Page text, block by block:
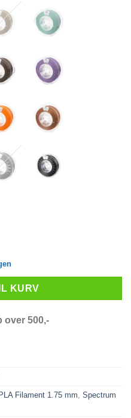
KURV
over 500,-
PLA Filament 1.75 mm, Spectrum